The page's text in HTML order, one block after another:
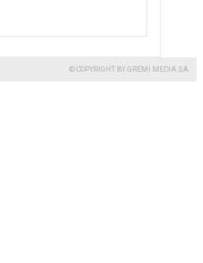
© COPYRIGHT BY GREMI MEDIA SA